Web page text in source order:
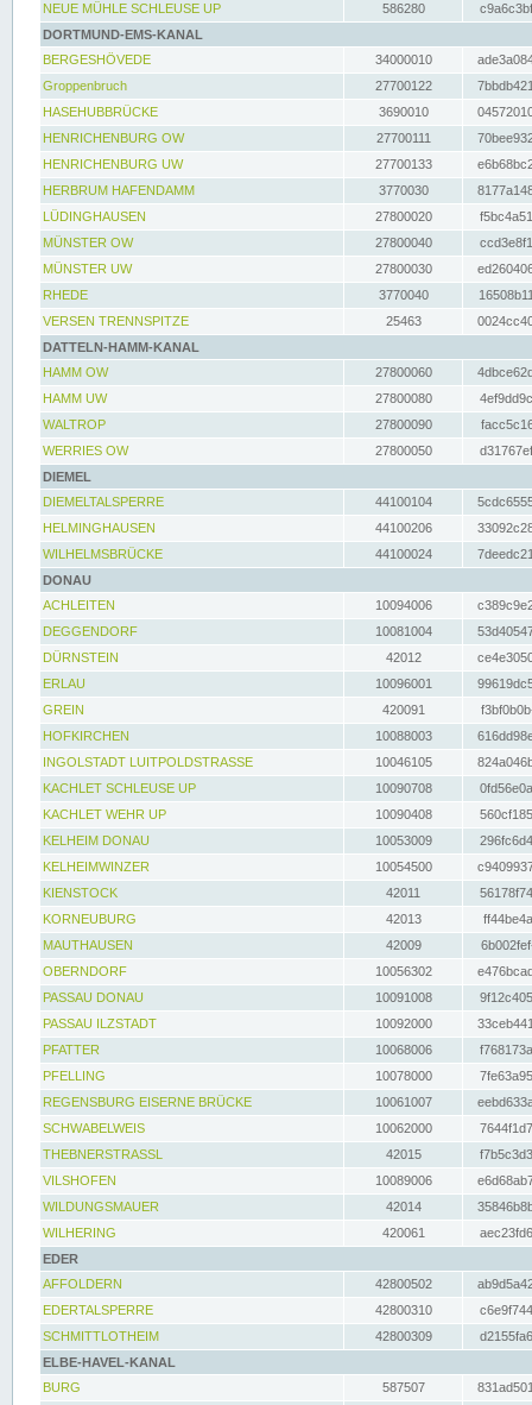
NEUE MÜHLE SCHLEUSE UP
586280
DORTMUND-EMS-KANAL
BERGESHÖVEDE
34000010
Groppenbruch
27700122
HASEHUBBRÜCKE
3690010
HENRICHENBURG OW
27700111
HENRICHENBURG UW
27700133
HERBRUM HAFENDAMM
3770030
LÜDINGHAUSEN
27800020
MÜNSTER OW
27800040
MÜNSTER UW
27800030
RHEDE
3770040
VERSEN TRENNSPITZE
25463
DATTELN-HAMM-KANAL
HAMM OW
27800060
HAMM UW
27800080
WALTROP
27800090
WERRIES OW
27800050
DIEMEL
DIEMELTALSPERRE
44100104
HELMINGHAUSEN
44100206
WILHELMSBRÜCKE
44100024
DONAU
ACHLEITEN
10094006
DEGGENDORF
10081004
DÜRNSTEIN
42012
ERLAU
10096001
GREIN
420091
HOFKIRCHEN
10088003
INGOLSTADT LUITPOLDSTRASSE
10046105
KACHLET SCHLEUSE UP
10090708
KACHLET WEHR UP
10090408
KELHEIM DONAU
10053009
KELHEIMWINZER
10054500
KIENSTOCK
42011
KORNEUBURG
42013
MAUTHAUSEN
42009
OBERNDORF
10056302
PASSAU DONAU
10091008
PASSAU ILZSTADT
10092000
PFATTER
10068006
PFELLING
10078000
REGENSBURG EISERNE BRÜCKE
10061007
SCHWABELWEIS
10062000
THEBNERSTRASSL
42015
VILSHOFEN
10089006
WILDUNGSMAUER
42014
WILHERING
420061
EDER
AFFOLDERN
42800502
EDERTALSPERRE
42800310
SCHMITTLOTHEIM
42800309
ELBE-HAVEL-KANAL
BURG
587507